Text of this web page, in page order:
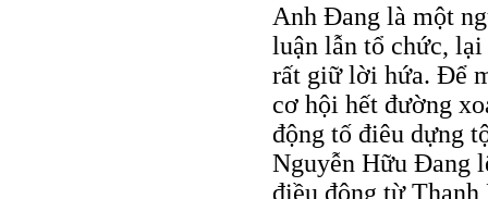
Anh Đang là một
luận lẫn tổ chức,
rất giữ lời hứa. Để
cơ hội hết đường
động tố điêu dựng
Nguyễn Hữu Đang
điều động từ Thanh